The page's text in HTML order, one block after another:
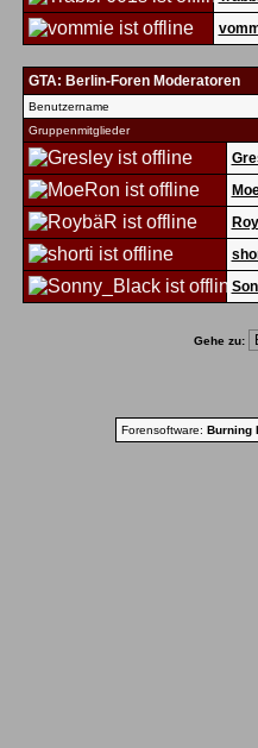
GTA: Berlin-Foren Moderatoren
Benutzername
Gruppenmitglieder
Gehe zu:
Forensoftware: Burning